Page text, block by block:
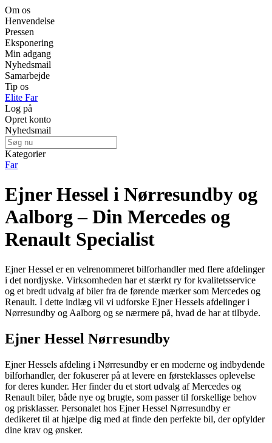
Om os
Henvendelse
Pressen
Eksponering
Min adgang
Nyhedsmail
Samarbejde
Tip os
Elite Far
Log på
Opret konto
Nyhedsmail
Kategorier
Far
Ejner Hessel i Nørresundby og
Aalborg – Din Mercedes og
Renault Specialist
Ejner Hessel er en velrenommeret bilforhandler med flere afdelinger
i det nordjyske. Virksomheden har et stærkt ry for kvalitetsservice
og et bredt udvalg af biler fra de førende mærker som Mercedes og
Renault. I dette indlæg vil vi udforske Ejner Hessels afdelinger i
Nørresundby og Aalborg og se nærmere på, hvad de har at tilbyde.
Ejner Hessel Nørresundby
Ejner Hessels afdeling i Nørresundby er en moderne og indbydende
bilforhandler, der fokuserer på at levere en førsteklasses oplevelse
for deres kunder. Her finder du et stort udvalg af Mercedes og
Renault biler, både nye og brugte, som passer til forskellige behov
og prisklasser. Personalet hos Ejner Hessel Nørresundby er
dedikeret til at hjælpe dig med at finde den perfekte bil, der opfylder
dine krav og ønsker.